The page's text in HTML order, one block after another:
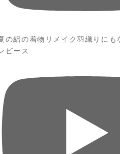
の絽の着物リメイク羽織りにも
ピース